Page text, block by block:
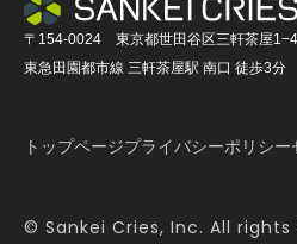
〒154-0024 東京都世田谷区三軒茶屋
東急田園都市線 三軒茶屋駅 南口 徒歩3分
トップページプライバシーポリシー
©︎ Sankei Cries, Inc. All rights